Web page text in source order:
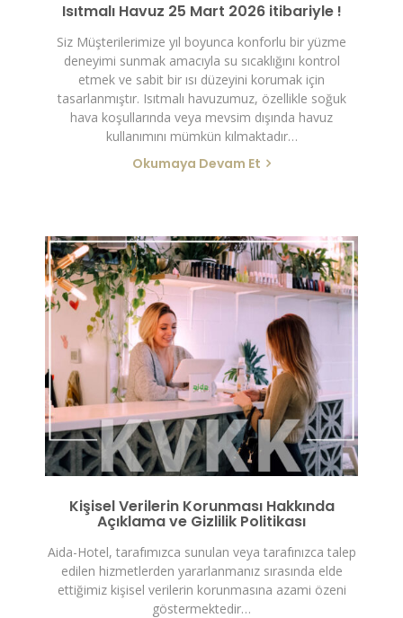
Isıtmalı Havuz 25 Mart 2026 itibariyle !
Siz Müşterilerimize yıl boyunca konforlu bir yüzme
deneyimi sunmak amacıyla su sıcaklığını kontrol
etmek ve sabit bir ısı düzeyini korumak için
tasarlanmıştır. Isıtmalı havuzumuz, özellikle soğuk
hava koşullarında veya mevsim dışında havuz
kullanımını mümkün kılmaktadır…
Okumaya Devam Et
Kişisel Verilerin Korunması Hakkında
Açıklama ve Gizlilik Politikası
Aida-Hotel, tarafımızca sunulan veya tarafınızca talep
edilen hizmetlerden yararlanmanız sırasında elde
ettiğimiz kişisel verilerin korunmasına azami özeni
göstermektedir…